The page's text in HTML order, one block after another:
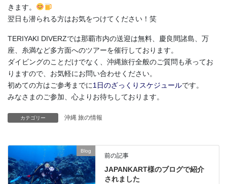
きます。
翌日も潜られる方はお気をつけてください！笑
TERIYAKI DIVERZでは那覇市内の送迎は無料、慶良間諸島、万
座、糸満など多方面へのツアーを催行しております。
ダイビングのことだけでなく、沖縄旅行全般のご質問も承ってお
りますので、お気軽にお問い合わせください。
初めての方はご参考までに1日のざっくりスケジュールです。
みなさまのご参加、心よりお待ちしております。
カテゴリー 沖縄 旅の情報
Blog
前の記事
JAPANKART様のブログで紹介
されました